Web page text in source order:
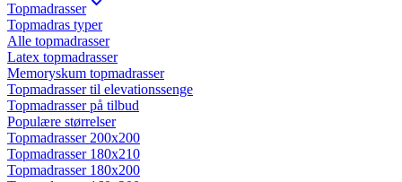
Topmadrasser
Topmadras typer
Alle topmadrasser
Latex topmadrasser
Memoryskum topmadrasser
Topmadrasser til elevationssenge
Topmadrasser på tilbud
Populære størrelser
Topmadrasser 200x200
Topmadrasser 180x210
Topmadrasser 180x200